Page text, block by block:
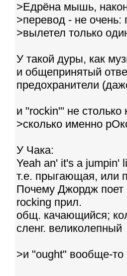
>Едрёна мышь,
>перевод - не очень:
>вылетел только
У такой дуры, как
и общепринятый
предохранители
и "rockin'" не столько
>сколько именно
У Чака:
Yeah an' it's a jumpin'
т.е. прыгающая, или
Почему Джордж поет
rocking прил.
общ. качающийся;
сленг. великолепный
>и "ought" вообще-то